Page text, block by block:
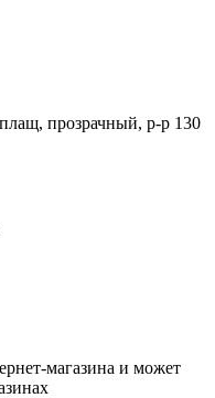
прозрачный, р-р 130
магазина и может